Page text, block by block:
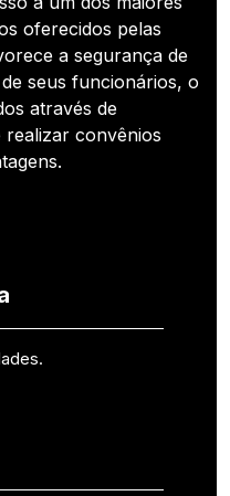
oferecidos pelas
a segurança de
seus funcionários, o
através de
realizar convênios